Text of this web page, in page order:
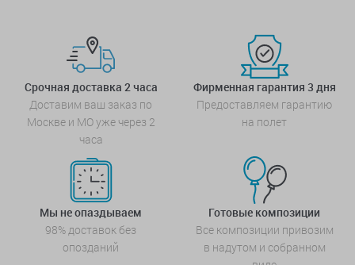
Срочная доставка 2 часа
Доставим ваш заказ по
Москве и МО уже через 2
часа
Фирменная гарантия 3 дня
Предоставляем гарантию
на полет
Мы не опаздываем
98% доставок без
опозданий
Готовые композиции
Все композиции привозим
в надутом и собранном